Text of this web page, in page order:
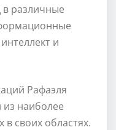
в различные
и
Рафаэля
наиболее
своих областях.